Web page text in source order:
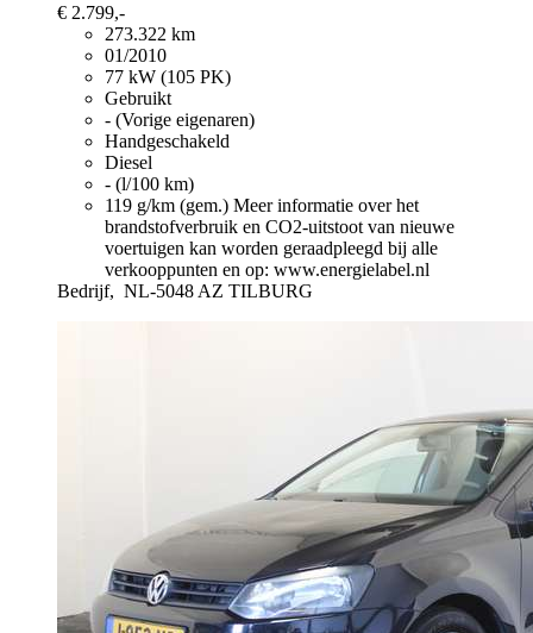
€ 2.799,-
273.322 km
01/2010
77 kW (105 PK)
Gebruikt
- (Vorige eigenaren)
Handgeschakeld
Diesel
- (l/100 km)
119 g/km (gem.) Meer informatie over het
brandstofverbruik en CO2-uitstoot van nieuwe
voertuigen kan worden geraadpleegd bij alle
verkooppunten en op: www.energielabel.nl
Bedrijf, NL-5048 AZ TILBURG